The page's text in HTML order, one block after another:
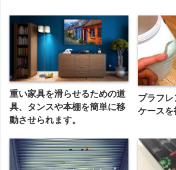
重い家具を滑らせるための道
具、タンスや本棚を簡単に移
動させられます。
プラフレ
ケースを